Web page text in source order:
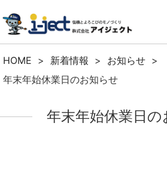
HOME > 新着情報 > お知らせ >
年末年始休業日のお知らせ
年末年始休業日の